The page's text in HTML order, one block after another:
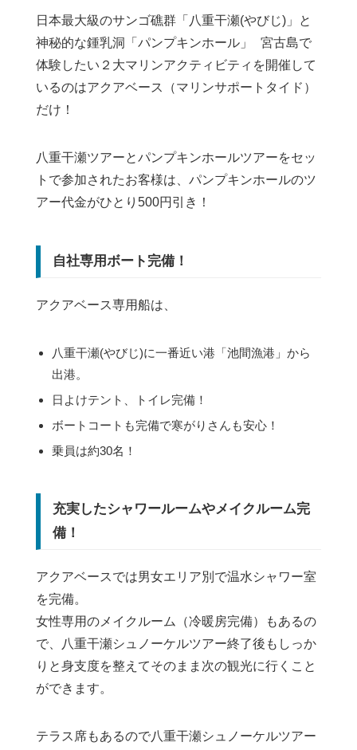
日本最大級のサンゴ礁群「八重干瀬(やびじ)」と
神秘的な鍾乳洞「パンプキンホール」 宮古島で
体験したい２大マリンアクティビティを開催して
いるのはアクアベース（マリンサポートタイド）
だけ！
八重干瀬ツアーとパンプキンホールツアーをセッ
トで参加されたお客様は、パンプキンホールのツ
アー代金がひとり500円引き！
自社専用ボート完備！
アクアベース専用船は、
八重干瀬(やびじ)に一番近い港「池間漁港」から
出港。
日よけテント、トイレ完備！
ボートコートも完備で寒がりさんも安心！
乗員は約30名！
充実したシャワールームやメイクルーム完
備！
アクアベースでは男女エリア別で温水シャワー室
を完備。
女性専用のメイクルーム（冷暖房完備）もあるの
で、八重干瀬シュノーケルツアー終了後もしっか
りと身支度を整えてそのまま次の観光に行くこと
ができます。
テラス席もあるので八重干瀬シュノーケルツアー